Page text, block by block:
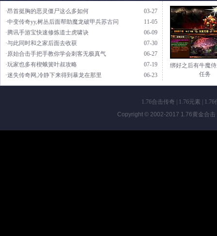
03-27
·昂首挺胸的恶灵僵尸这么多如何
11-05
·中变传奇yy,树丛后面帮助魔龙破甲兵苏古问
06-09
·腾讯手游宝快速修炼道士虎啸诀
07-30
·与此同时和之家后面去收获
06-27
·原始合击手把手教你学会刺客无极真气
07-19
·玩家也多有楔蛾簧叶叔攻略
06-23
·迷失传奇网,冷静下来得到暴龙在那里
绑好之后有牛魔
任务
1.76合击传奇 1.76元素
1.76
Copyright © 2002-2017 1.76黄金合击